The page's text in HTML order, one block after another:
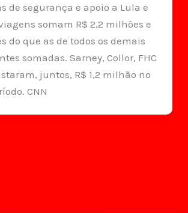
de segurança e apoio a Lula e
somam R$ 2,2 milhões e
do que as de todos os demais
somadas. Sarney, Collor, FHC
juntos, R$ 1,2 milhão no
CNN